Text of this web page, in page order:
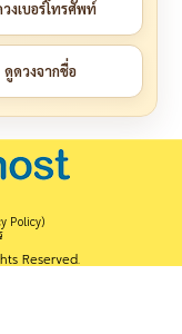
งเบอร์โทรศัพท์
ดูดวงจากชื่อ
Policy)
Reserved.